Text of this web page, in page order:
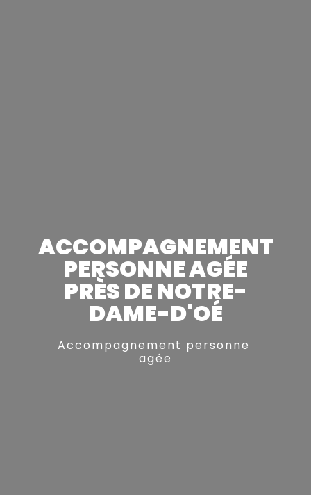
ACCOMPAGNEMENT
PERSONNE AGÉE
PRÈS DE NOTRE-
DAME-D'OÉ
Accompagnement personne
agée